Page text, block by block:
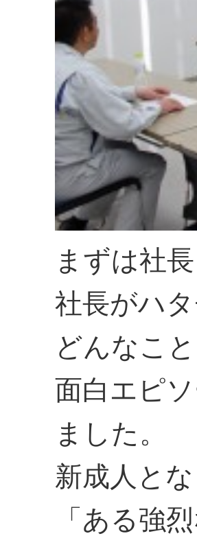
まずは社
社長がハ
どんなこ
面白エピ
ました。
新成人と
「ある強